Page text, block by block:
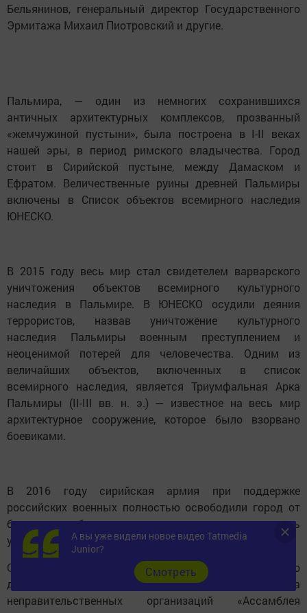
Бельянинов, генеральный директор Государственного
Эрмитажа Михаил Пиотровский и другие.
Пальмира, — один из немногих сохранившихся
античных архитектурных комплексов, прозванный
«жемчужиной пустыни», была построена в I-II веках
нашей эры, в период римского владычества. Город
стоит в Сирийской пустыне, между Дамаском и
Ефратом. Величественные руины древней Пальмиры
включены в Список объектов всемирного наследия
ЮНЕСКО.
В 2015 году весь мир стал свидетелем варварского
уничтожения объектов всемирного культурного
наследия в Пальмире. В ЮНЕСКО осудили деяния
террористов, назвав уничтожение культурного
наследия Пальмиры военным преступлением и
неоценимой потерей для человечества. Одним из
величайших объектов, включенных в список
всемирного наследия, является Триумфальная Арка
Пальмиры (II-III вв. н. э.) — известное на весь мир
архитектурное сооружение, которое было взорвано
боевиками.
В 2016 году сирийская армия при поддержке
российских военных полностью освободили город от
боевиков, и благодаря которым удалось сохранить
уникальный «музей под открытым небом».
Организатором Конференции является Комиссия РФ по
делам ЮНЕСКО при поддержке Международного союза
неправительственных организаций «Ассамблея
А вы уже видели новое видео Tatmedia
Junior?
Cмотреть